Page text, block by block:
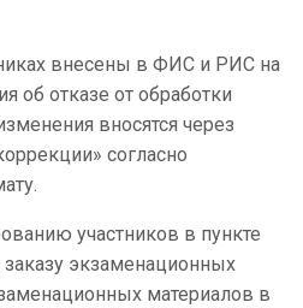
внесены в ФИС и РИС на
об отказе от обработки
вносятся через
согласно
участников в пункте
экзаменационных
материалов в